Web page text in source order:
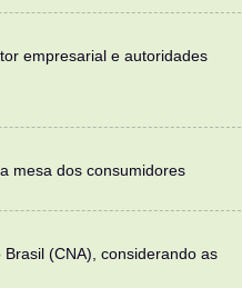
empresarial e autoridades
mesa dos consumidores
(CNA), considerando as